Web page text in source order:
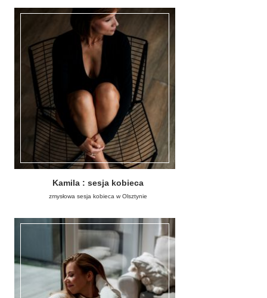
Kamila : sesja kobieca
zmysłowa sesja kobieca w Olsztynie